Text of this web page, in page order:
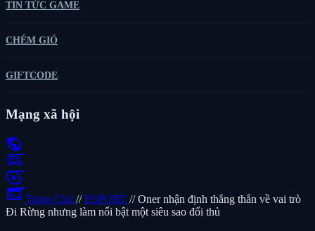
TIN TỨC GAME
CHÉM GIÓ
GIFTCODE
Mạng xã hội
public
sports_esports
play_circle
terminal Trang Chủ // ESPORT // Oner nhận định thẳng thắn về vai trò
Đi Rừng nhưng làm nổi bật một siêu sao đối thủ